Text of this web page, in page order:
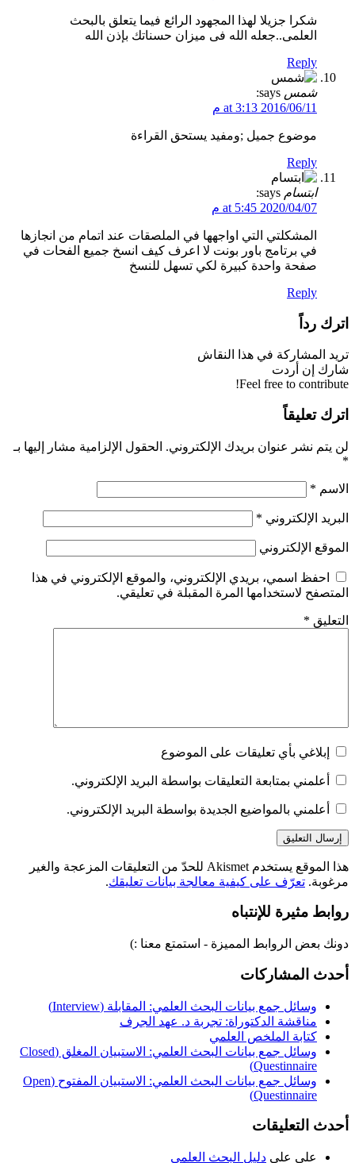
شكرا جزيلا لهذا المجهود الرائع فيما يتعلق بالبحث
العلمى..جعله الله فى ميزان حسناتك بإذن الله
Reply
شمس says:
2016/06/11 at 3:13 م
موضوع جميل ;ومفيد يستحق القراءة
Reply
ابتسام says:
2020/04/07 at 5:45 م
المشكلتي التي اواجهها في الملصقات عند اتمام من انجازها
في برتامج باور بونت لا اعرف كيف انسخ جميع الفحات في
صفحة واحدة كبيرة لكي تسهل للنسخ
Reply
اترك رداً
تريد المشاركة في هذا النقاش
شارك إن أردت
Feel free to contribute!
اترك تعليقاً
لن يتم نشر عنوان بريدك الإلكتروني. الحقول الإلزامية مشار إليها بـ
*
الاسم *
البريد الإلكتروني *
الموقع الإلكتروني
احفظ اسمي، بريدي الإلكتروني، والموقع الإلكتروني في هذا
المتصفح لاستخدامها المرة المقبلة في تعليقي.
التعليق *
إبلاغي بأي تعليقات على الموضوع
أعلمني بمتابعة التعليقات بواسطة البريد الإلكتروني.
أعلمني بالمواضيع الجديدة بواسطة البريد الإلكتروني.
هذا الموقع يستخدم Akismet للحدّ من التعليقات المزعجة والغير
مرغوبة. تعرّف على كيفية معالجة بيانات تعليقك.
روابط مثيرة للإنتباه
دونك بعض الروابط المميزة - استمتع معنا :)
أحدث المشاركات
وسائل جمع بيانات البحث العلمي: المقابلة (Interview)
مناقشة الدكتوراة: تجربة د. عهد الجرف
كتابة الملخص العلمي
وسائل جمع بيانات البحث العلمي: الاستبيان المغلق (Closed
Questinnaire)
وسائل جمع بيانات البحث العلمي: الاستبيان المفتوح (Open
Questinnaire)
أحدث التعليقات
علي على دليل البحث العلمي